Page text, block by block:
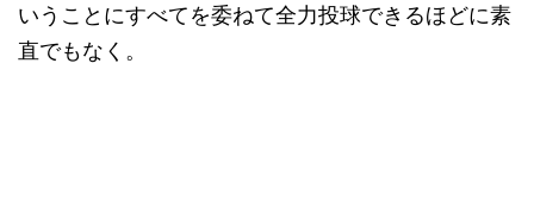
いうことにすべてを委ねて全力投球できるほどに素
直でもなく。